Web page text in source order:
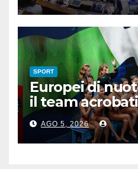
SPORT
Europei di
il team
dell’Italia
AGO 5, 2026